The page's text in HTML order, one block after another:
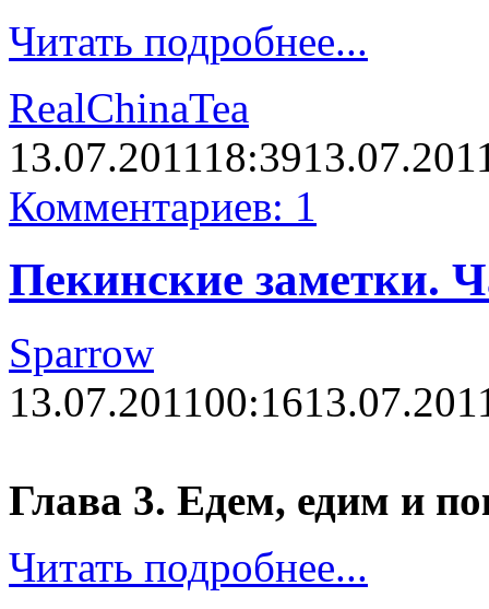
Читать подробнее...
RealChinaTea
13.07.201118:39
Комментариев: 1
Пекинские заметки.
Sparrow
13.07.201100:16
Глава 3. Едем, едим и
Читать подробнее...